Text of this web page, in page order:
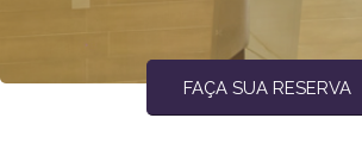
FAÇA SUA RESERVA